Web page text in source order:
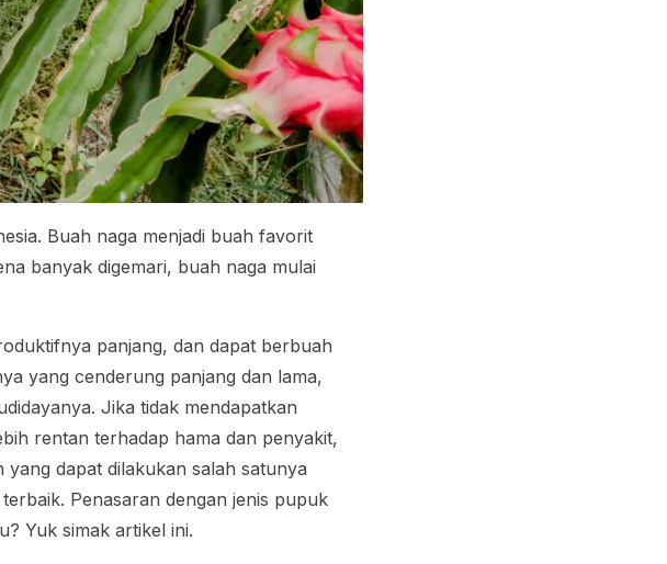
Buah naga menjadi buah favorit
banyak digemari, buah naga mulai
panjang, dan dapat berbuah
yang cenderung panjang dan lama,
Jika tidak mendapatkan
rentan terhadap hama dan penyakit,
dapat dilakukan salah satunya
Penasaran dengan jenis pupuk
Yuk simak artikel ini.